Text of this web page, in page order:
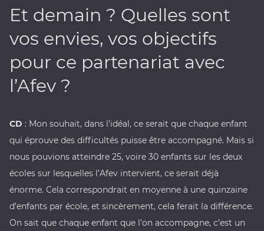
Et demain ? Quelles sont
vos envies, vos objectifs
pour ce partenariat avec
l’Afev ?
CD : Mon souhait, dans l’idéal, ce serait que chaque enfant
qui éprouve des difficultés puisse être accompagné. Mais si
nous pouvions atteindre 25, voire 30 enfants sur les deux
écoles sur lesquelles l’Afev intervient, ce serait déjà
énorme. Cela correspondrait en moyenne à une quinzaine
d’enfants par école, et sincèrement, cela ferait la différence.
On sait que chaque enfant que l’on accompagne, c’est un